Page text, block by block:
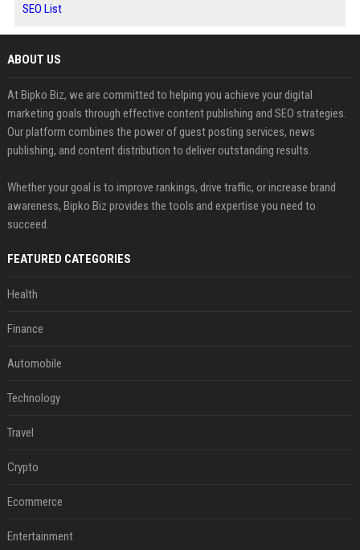
SEO List
ABOUT US
At Bipko Biz, we are committed to helping you achieve your digital
marketing goals through effective content publishing and SEO strategies.
Our platform combines the power of guest posting services, news
publishing, and content distribution to deliver outstanding results.
Whether your goal is to improve rankings, drive traffic, or increase brand
awareness, Bipko Biz provides the tools and expertise you need to
succeed.
FEATURED CATEGORIES
Health
Finance
Automobile
Technology
Travel
Crypto
Ecommerce
Entertainment